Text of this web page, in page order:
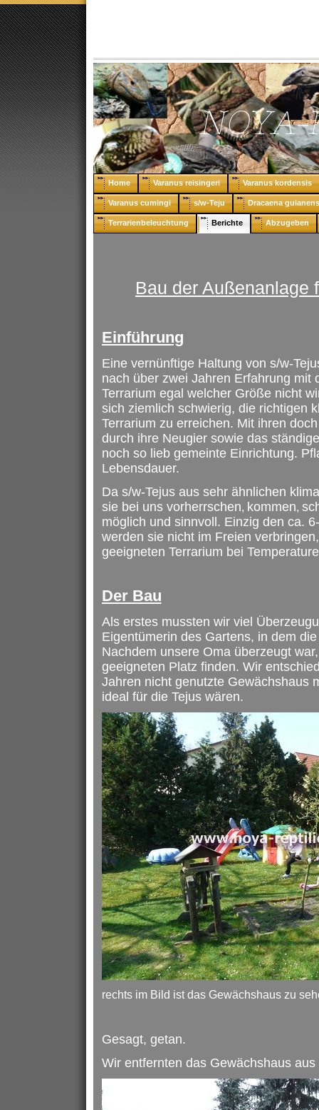
Home Varanus reisingeri Varanus kordensis
Varanus cumingi s/w-Teju Dracaena
Terrarienbeleuchtung Berichte Abzugeben
Bau der Außenanlage
Einführung
Eine vernünftige Haltung von s/w-
nach über zwei Jahren Erfahrung mit
Terrarium egal welcher Größe nicht
sich ziemlich schwierig, die richtigen
Terrarium zu erreichen. Mit ihren
durch ihre Neugier sowie das
noch so lieb gemeinte Einrichtung.
Lebensdauer.
Da s/w-Tejus aus sehr ähnlichen
sie bei uns vorherrschen, kommen,
möglich und sinnvoll. Einzig den ca.
werden sie nicht im Freien
geeigneten Terrarium bei
Der Bau
Als erstes mussten wir viel
Eigentümerin des Gartens, in dem
Nachdem unsere Oma überzeugt
geeigneten Platz finden. Wir
Jahren nicht genutzte Gewächshaus
ideal für die Tejus wären.
rechts im Bild ist das Gewächshaus zu
Gesagt, getan.
Wir entfernten das Gewächshaus